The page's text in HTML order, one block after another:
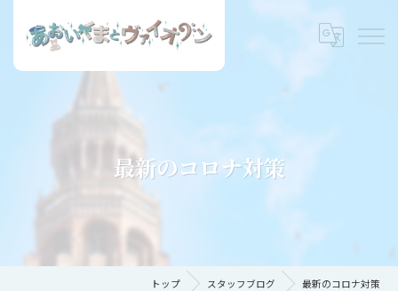
最新のコロナ対策
トップ スタッフブログ 最新のコロナ対策